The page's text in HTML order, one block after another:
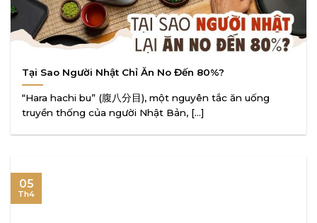
Tại Sao Người Nhật Chỉ Ăn No Đến 80%?
“Hara hachi bu” (腹八分目), một nguyên tắc ăn uống
truyền thống của người Nhật Bản, [...]
05
Th4